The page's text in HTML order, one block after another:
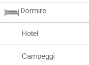
Dormire
Hotel
Campeggi